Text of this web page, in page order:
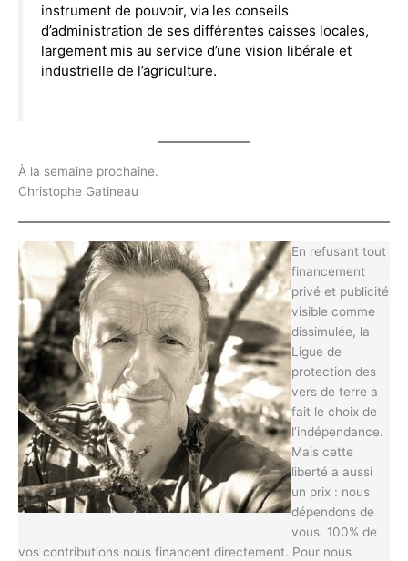
instrument de pouvoir, via les conseils
d’administration de ses différentes caisses locales,
largement mis au service d’une vision libérale et
industrielle de l’agriculture.
À la semaine prochaine.
Christophe Gatineau
En refusant tout
financement
privé et publicité
visible comme
dissimulée, la
Ligue de
protection des
vers de terre a
fait le choix de
l’indépendance.
Mais cette
liberté a aussi
un prix : nous
dépendons de
vous. 100% de
vos contributions nous financent directement. Pour nous